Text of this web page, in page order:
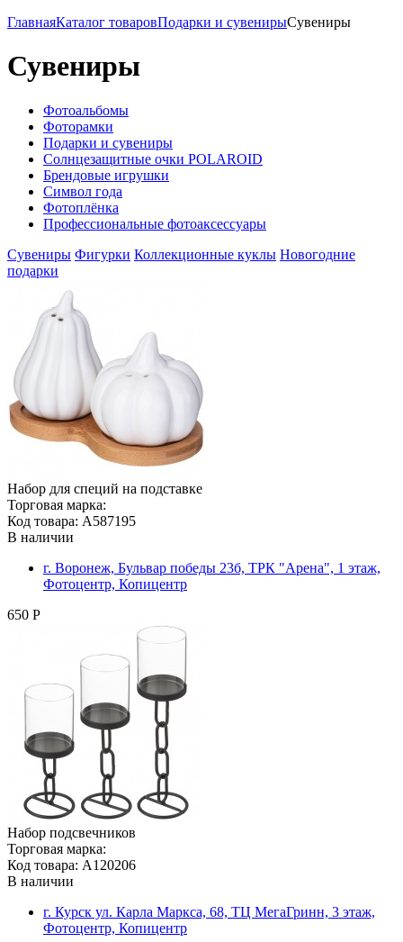
ГлавнаяКаталог товаровПодарки и сувенирыСувениры
Сувениры
Фотоальбомы
Фоторамки
Подарки и сувениры
Солнцезащитные очки POLAROID
Брендовые игрушки
Символ года
Фотоплёнка
Профессиональные фотоаксессуары
Сувениры Фигурки Коллекционные куклы Новогодние
подарки
Набор для специй на подставке
Торговая марка:
Код товара: A587195
В наличии
г. Воронеж, Бульвар победы 23б, ТРК "Арена", 1 этаж,
Фотоцентр, Копицентр
650 Р
Набор подсвечников
Торговая марка:
Код товара: A120206
В наличии
г. Курск ул. Карла Маркса, 68, ТЦ МегаГринн, 3 этаж,
Фотоцентр, Копицентр